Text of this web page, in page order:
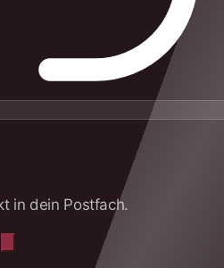
in dein Postfach.